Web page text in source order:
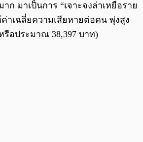
มาเป็นการ “เจาะจงล่าเหยื่อราย
าเฉลี่ยความเสียหายต่อคน พุ่งสูง
รือประมาณ 38,397 บาท)